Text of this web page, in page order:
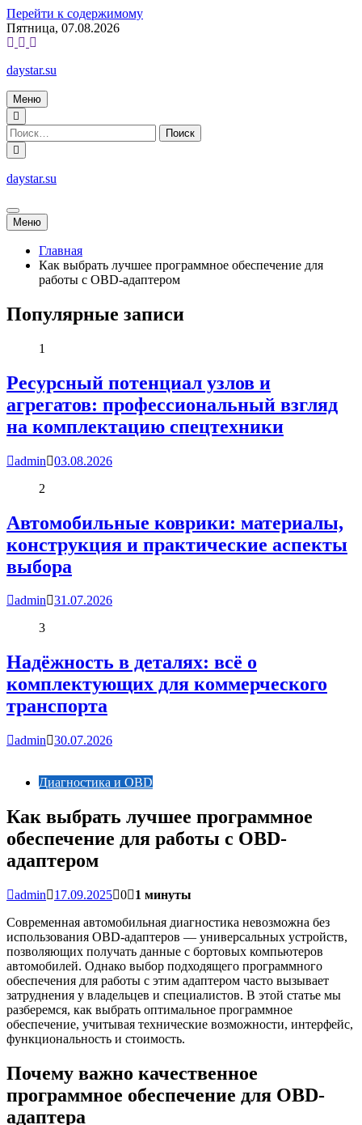
Перейти к содержимому
Пятница, 07.08.2026
daystar.su
Меню
daystar.su
Меню
Главная
Как выбрать лучшее программное обеспечение для
работы с OBD-адаптером
Популярные записи
1
Ресурсный потенциал узлов и
агрегатов: профессиональный взгляд
на комплектацию спецтехники
admin
03.08.2026
2
Автомобильные коврики: материалы,
конструкция и практические аспекты
выбора
admin 31.07.2026
3
Надёжность в деталях: всё о
комплектующих для коммерческого
транспорта
admin 30.07.2026
Диагностика и OBD
Как выбрать лучшее программное
обеспечение для работы с OBD-
адаптером
admin 17.09.2025 0
1 минуты
Современная автомобильная диагностика невозможна без
использования OBD-адаптеров — универсальных устройств,
позволяющих получать данные с бортовых компьютеров
автомобилей. Однако выбор подходящего программного
обеспечения для работы с этим адаптером часто вызывает
затруднения у владельцев и специалистов. В этой статье мы
разберемся, как выбрать оптимальное программное
обеспечение, учитывая технические возможности, интерфейс,
функциональность и стоимость.
Почему важно качественное
программное обеспечение для OBD-
адаптера